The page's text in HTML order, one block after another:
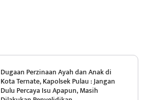
Dugaan Perzinaan Ayah dan Anak di
Kota Ternate, Kapolsek Pulau : Jangan
Dulu Percaya Isu Apapun, Masih